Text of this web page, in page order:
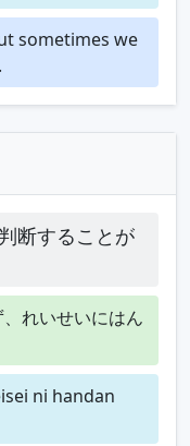
sometimes we
断することが
れいせいにはん
ni handan